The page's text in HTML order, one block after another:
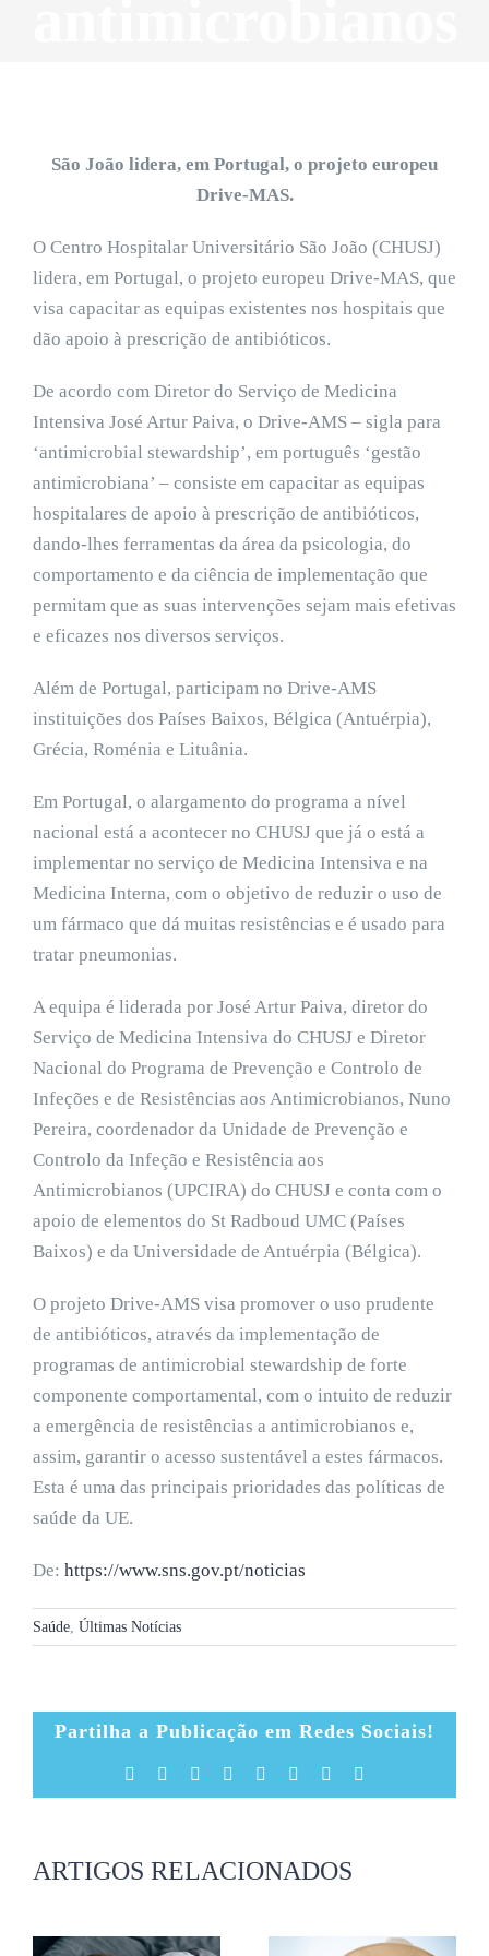
São João lidera, em Portugal, o projeto europeu
Drive-MAS.
O Centro Hospitalar Universitário São João (CHUSJ)
lidera, em Portugal, o projeto europeu Drive-MAS, que
visa capacitar as equipas existentes nos hospitais que
dão apoio à prescrição de antibióticos.
De acordo com Diretor do Serviço de Medicina
Intensiva José Artur Paiva, o Drive-AMS – sigla para
‘antimicrobial stewardship’, em português ‘gestão
antimicrobiana’ – consiste em capacitar as equipas
hospitalares de apoio à prescrição de antibióticos,
dando-lhes ferramentas da área da psicologia, do
comportamento e da ciência de implementação que
permitam que as suas intervenções sejam mais efetivas
e eficazes nos diversos serviços.
Além de Portugal, participam no Drive-AMS
instituições dos Países Baixos, Bélgica (Antuérpia),
Grécia, Roménia e Lituânia.
Em Portugal, o alargamento do programa a nível
nacional está a acontecer no CHUSJ que já o está a
implementar no serviço de Medicina Intensiva e na
Medicina Interna, com o objetivo de reduzir o uso de
um fármaco que dá muitas resistências e é usado para
tratar pneumonias.
A equipa é liderada por José Artur Paiva, diretor do
Serviço de Medicina Intensiva do CHUSJ e Diretor
Nacional do Programa de Prevenção e Controlo de
Infeções e de Resistências aos Antimicrobianos, Nuno
Pereira, coordenador da Unidade de Prevenção e
Controlo da Infeção e Resistência aos
Antimicrobianos (UPCIRA) do CHUSJ e conta com o
apoio de elementos do St Radboud UMC (Países
Baixos) e da Universidade de Antuérpia (Bélgica).
O projeto Drive-AMS visa promover o uso prudente
de antibióticos, através da implementação de
programas de antimicrobial stewardship de forte
componente comportamental, com o intuito de reduzir
a emergência de resistências a antimicrobianos e,
assim, garantir o acesso sustentável a estes fármacos.
Esta é uma das principais prioridades das políticas de
saúde da UE.
De: https://www.sns.gov.pt/noticias
Saúde Últimas Notícias
Partilha a Publicação em Redes Sociais!
Facebook Reddit LinkedIn
TumblrPinterest
ARTIGOS RELACIONADOS